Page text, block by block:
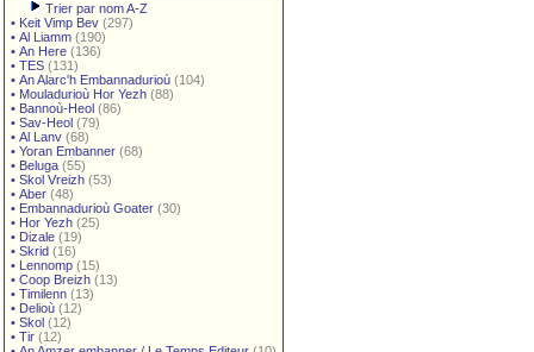
Trier par nom A-Z
• Keit Vimp Bev (297)
• Al Liamm (190)
• An Here (136)
• TES (131)
• An Alarc'h Embannadurioù (104)
• Mouladurioù Hor Yezh (88)
• Bannoù-Heol (86)
• Sav-Heol (79)
• Al Lanv (68)
• Yoran Embanner (68)
• Beluga (55)
• Skol Vreizh (53)
• Aber (48)
• Embannadurioù Goater (30)
• Hor Yezh (25)
• Dizale (19)
• Skrid (16)
• Lennomp (15)
• Coop Breizh (13)
• Timilenn (13)
• Delioù (12)
• Skol (12)
• Tir (12)